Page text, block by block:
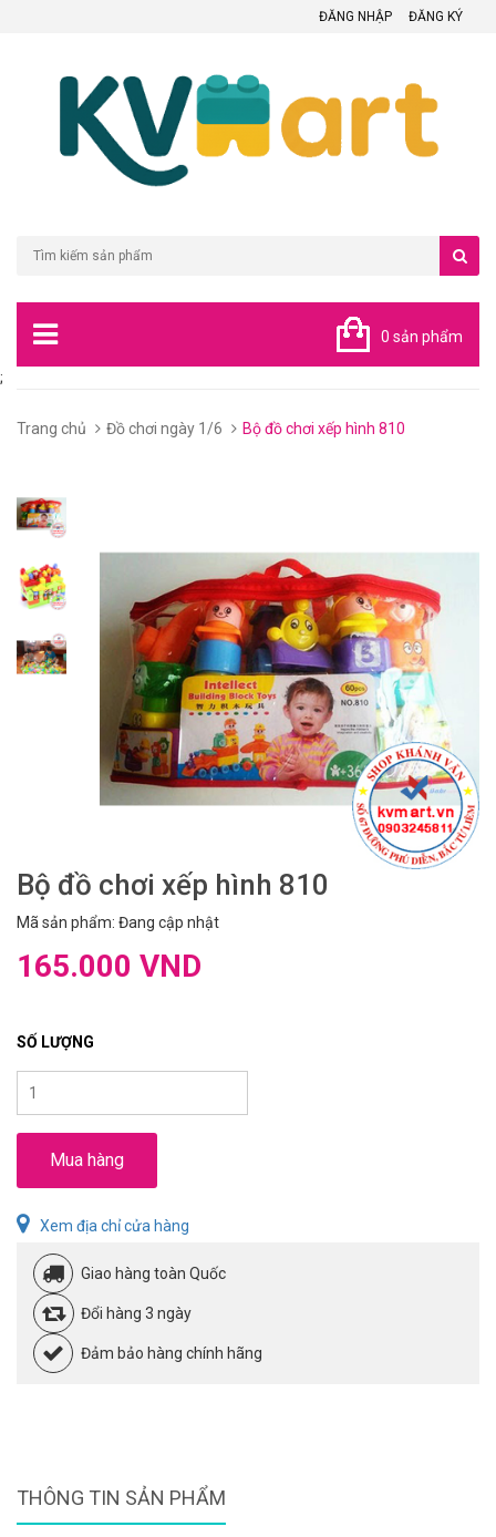
ĐĂNG NHẬP ĐĂNG KÝ
0 sản phẩm
;
Trang chủ Đồ chơi ngày 1/6 Bộ đồ chơi xếp hình 810
Bộ đồ chơi xếp hình 810
Mã sản phẩm: Đang cập nhật
165.000 VND
SỐ LƯỢNG
Mua hàng
Xem địa chỉ cửa hàng
Giao hàng toàn Quốc
Đổi hàng 3 ngày
Đảm bảo hàng chính hãng
THÔNG TIN SẢN PHẨM